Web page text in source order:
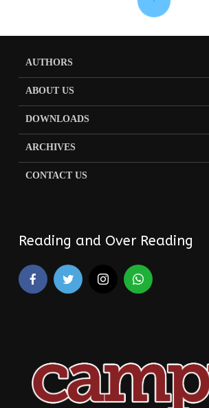
അധികാരത്തിലെ
2026: കേരളം
ലഭിച്ചതും
സജീദ് ഖാലിദ്